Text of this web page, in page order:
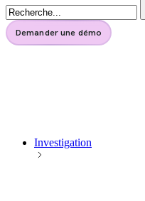
Demander une démo
Gouvernement
Investigation